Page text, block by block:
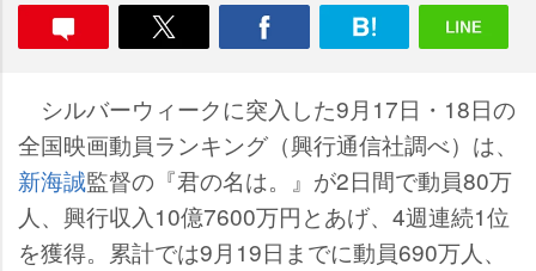
シルバーウィークに突入した9月17日・18日の
全国映画動員ランキング（興行通信社調べ）は、
新海誠監督の『君の名は。』が2日間で動員80万
人、興行収入10億7600万円とあげ、4週連続1位
を獲得。累計では9月19日までに動員690万人、